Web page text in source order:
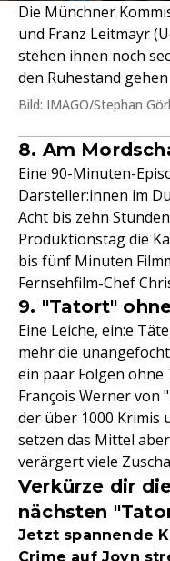
Die Münchner
und Franz Leitmayr
stehen ihnen noch
den Ruhestand gehen
Bild: IMAGO/Stephan
8. Am
Eine 90-Minuten-
Darsteller:innen im
Acht bis zehn
Produktionstag die
bis fünf Minuten
Fernsehfilm-Chef
9. "Tatort"
Eine Leiche, ein:e
mehr die
ein paar Folgen
François Werner von
der über 1000 Krimis
setzen das Mittel
verärgert viele
Verkürze dir
nächsten
Jetzt spannende
Crime auf Joyn